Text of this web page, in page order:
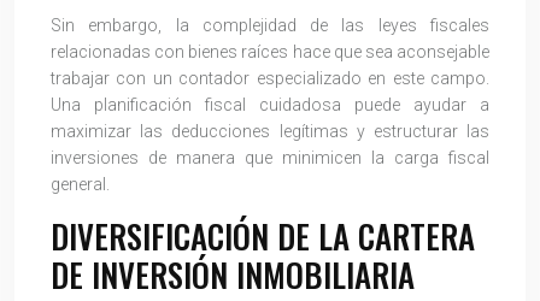
Sin embargo, la complejidad de las leyes fiscales
relacionadas con bienes raíces hace que sea aconsejable
trabajar con un contador especializado en este campo.
Una planificación fiscal cuidadosa puede ayudar a
maximizar las deducciones legítimas y estructurar las
inversiones de manera que minimicen la carga fiscal
general.
DIVERSIFICACIÓN DE LA CARTERA
DE INVERSIÓN INMOBILIARIA